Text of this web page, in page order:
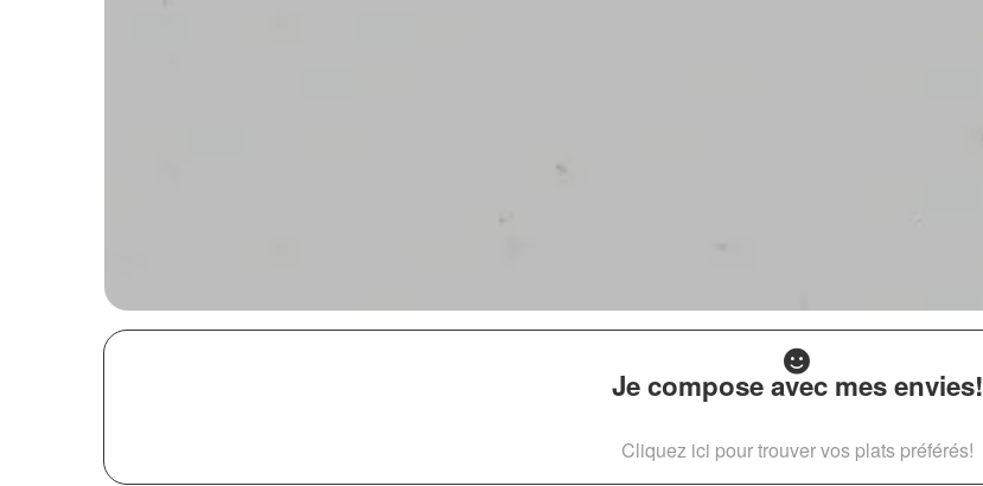
Je compose avec mes envies!
Cliquez ici pour trouver vos plats préférés!